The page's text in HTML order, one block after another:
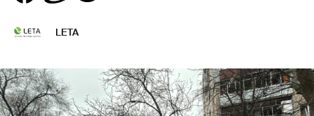
LETA